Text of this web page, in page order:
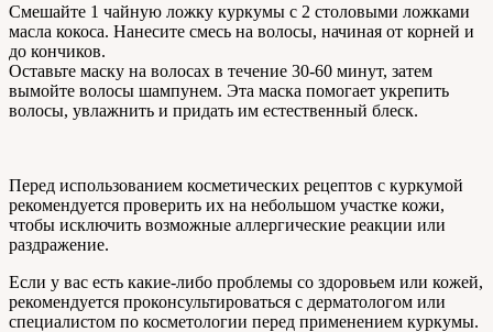
Смешайте 1 чайную ложку куркумы с 2 столовыми ложками
масла кокоса. Нанесите смесь на волосы, начиная от корней и
до кончиков.
Оставьте маску на волосах в течение 30-60 минут, затем
вымойте волосы шампунем. Эта маска помогает укрепить
волосы, увлажнить и придать им естественный блеск.
Перед использованием косметических рецептов с куркумой
рекомендуется проверить их на небольшом участке кожи,
чтобы исключить возможные аллергические реакции или
раздражение.
Если у вас есть какие-либо проблемы со здоровьем или кожей,
рекомендуется проконсультироваться с дерматологом или
специалистом по косметологии перед применением куркумы.